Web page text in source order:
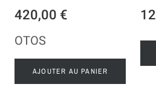
420,00 €
OTOS
AJOUTER AU PANIER